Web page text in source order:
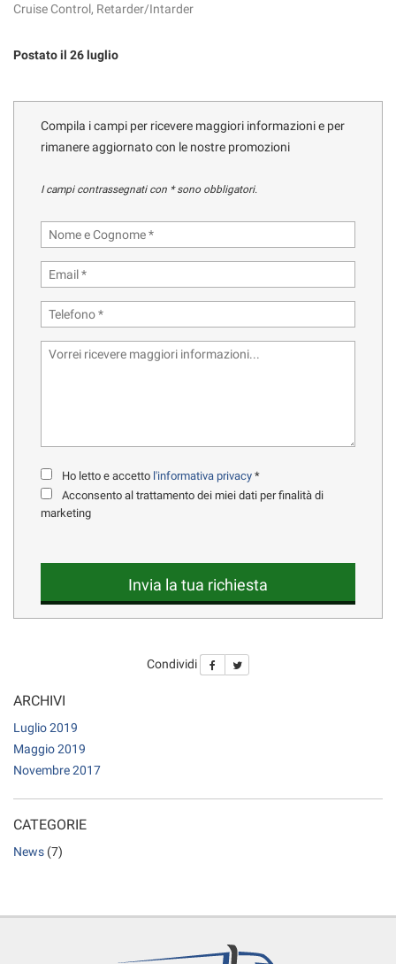
Cruise Control, Retarder/Intarder
Postato il 26 luglio
Compila i campi per ricevere maggiori informazioni e per
rimanere aggiornato con le nostre promozioni
I campi contrassegnati con * sono obbligatori.
Ho letto e accetto l'informativa privacy *
Acconsento al trattamento dei miei dati per finalità di
marketing
Invia la tua richiesta
Condividi
ARCHIVI
Luglio 2019
Maggio 2019
Novembre 2017
CATEGORIE
News (7)